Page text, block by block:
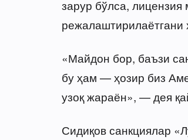
зарур бўлса,
режалаштирилаётгани
«Майдон бор, баъзи
бу ҳам — ҳозир биз
узоқ жараён», — дея
Сидиқов санкциялар